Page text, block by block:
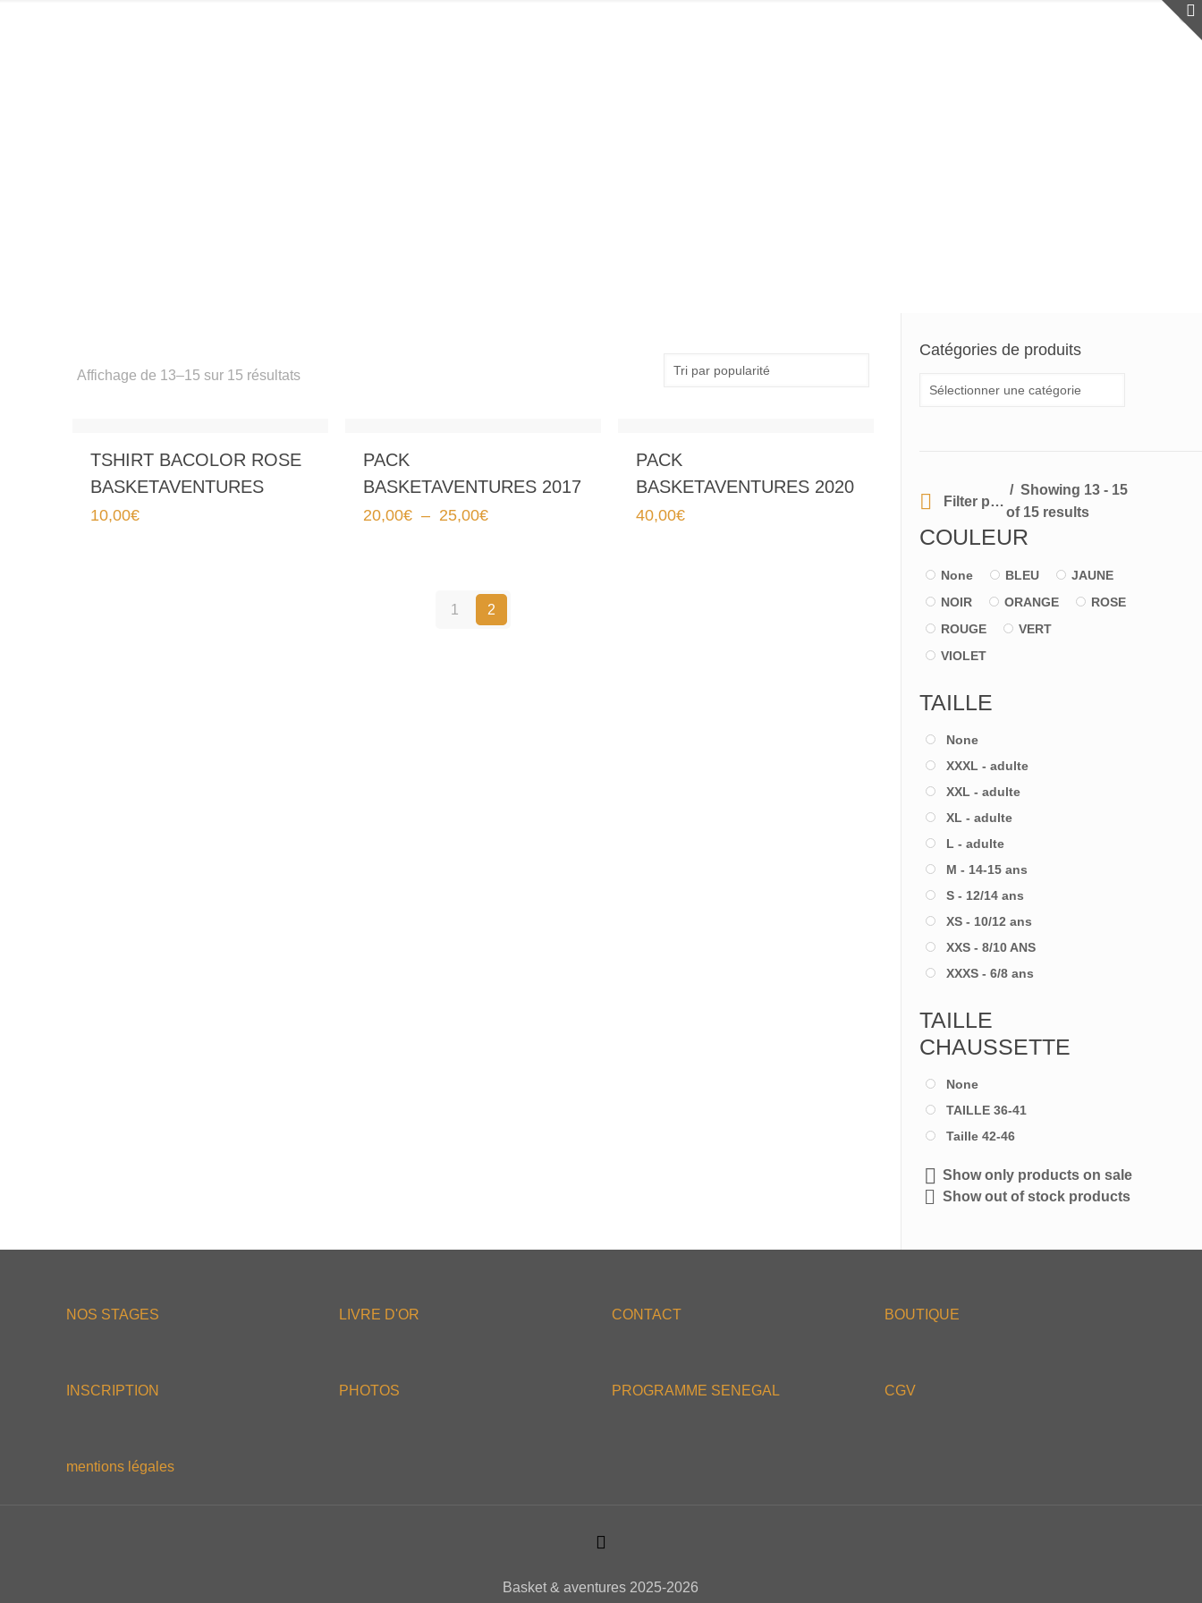
Affichage de 13–15 sur 15 résultatsTrié
TSHIRT BACOLOR ROSE
BASKETAVENTURES
10,00€
PACK
BASKETAVENTURES 2017
20,00€ – 25,00€Plage
à
25,00€
PACK
BASKETAVENTURES 2020
40,00€
1 2
Catégories de produits
Filter products
Showing 13 - 15
of 15 results
COULEUR
None BLEU
JAUNE
NOIR
ORANGE
ROSE
ROUGE
VERT
VIOLET
TAILLE
None
XXXL - adulte
XXL - adulte
XL - adulte
L - adulte
M - 14-15 ans
S - 12/14 ans
XS - 10/12 ans
XXS - 8/10 ANS
XXXS - 6/8 ans
TAILLE
CHAUSSETTE
None
TAILLE 36-41
Taille 42-46
Show only products on sale
Show out of stock products
NOS STAGES
INSCRIPTION
mentions légales
LIVRE D'OR
PHOTOS
CONTACT
PROGRAMME SENEGAL
BOUTIQUE
CGV
Basket & aventures 2025-2026